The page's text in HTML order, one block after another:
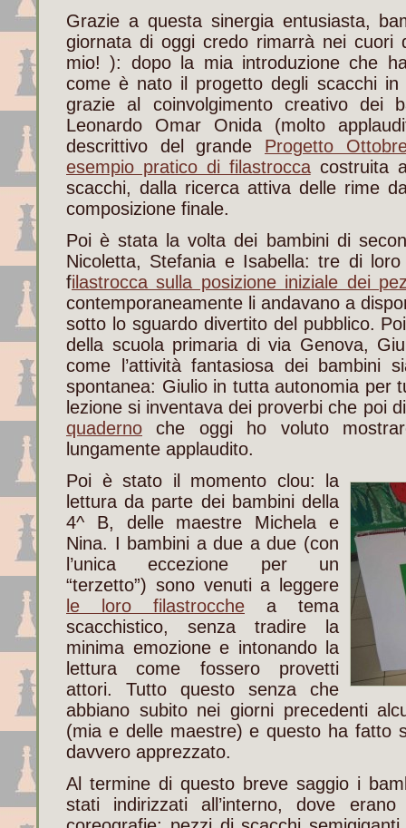
Grazie a questa sinergia entusiasta,
giornata di oggi credo rimarrà nei cuori
mio! ): dopo la mia introduzione che
come è nato il progetto degli scacchi
grazie al coinvolgimento creativo dei
Leonardo Omar Onida (molto
descrittivo del grande Progetto
esempio pratico di filastroccacostruita
scacchi, dalla ricerca attiva delle rime
composizione finale.
Poi è stata la volta dei bambini di
Nicoletta, Stefania e Isabella: tre di
filastrocca sulla posizione iniziale dei
contemporaneamente li andavano a
sotto lo sguardo divertito del pubblico.
della scuola primaria di via Genova,
come l’attività fantasiosa dei bambini
spontanea: Giulio in tutta autonomia per
lezione si inventava dei proverbi che poi
quaderno che oggi ho voluto
lungamente applaudito.
Poi è stato il momento clou: la
lettura da parte dei bambini della
4^ B, delle maestre Michela e
Nina. I bambini a due a due (con
l’unica eccezione per un
“terzetto”) sono venuti a leggere
le loro filastrocche a tema
scacchistico, senza tradire la
minima emozione e intonando la
lettura come fossero provetti
attori. Tutto questo senza che
abbiano subito nei giorni precedenti
(mia e delle maestre) e questo ha fatto
davvero apprezzato.
Al termine di questo breve saggio i
stati indirizzati all’interno, dove